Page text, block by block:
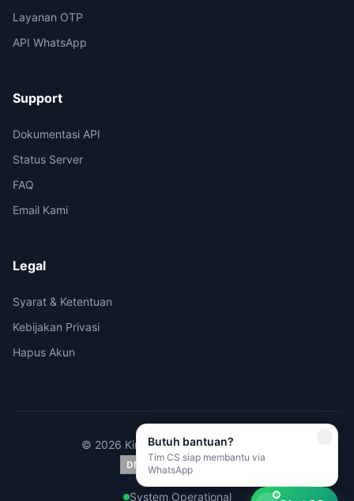
Layanan OTP
API WhatsApp
Support
Dokumentasi API
Status Server
FAQ
Email Kami
Legal
Syarat & Ketentuan
Kebijakan Privasi
Hapus Akun
© 2026 Kirimi.id - All rights reserved.
System Operational
Butuh bantuan?
Tim CS siap membantu via
WhatsApp